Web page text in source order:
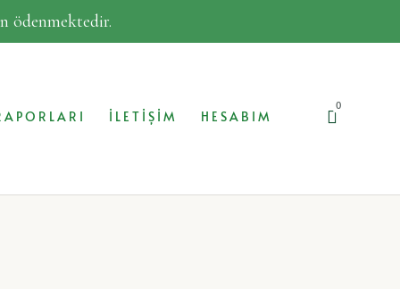
ödenmektedir.
İLETIŞIM HESABIM
0